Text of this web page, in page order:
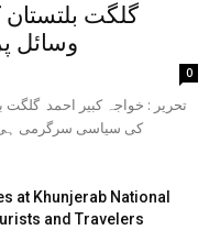
گلگت بلتستان
وسائل
0
تحریر : خواجہ کبیر احمد گلگت
کی سیاسی سرگرمی ہی
at Khunjerab National
and Travelers